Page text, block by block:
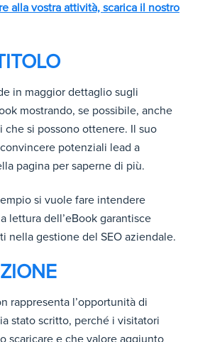
alla vostra attività, scarica il nostro
in maggior dettaglio sugli
mostrando, se possibile, anche
si possono ottenere. Il suo
potenziali lead a
pagina per saperne di più.
si vuole fare intendere
lettura dell’eBook garantisce
nella gestione del SEO aziendale.
rappresenta l’opportunità di
stato scritto, perché i visitatori